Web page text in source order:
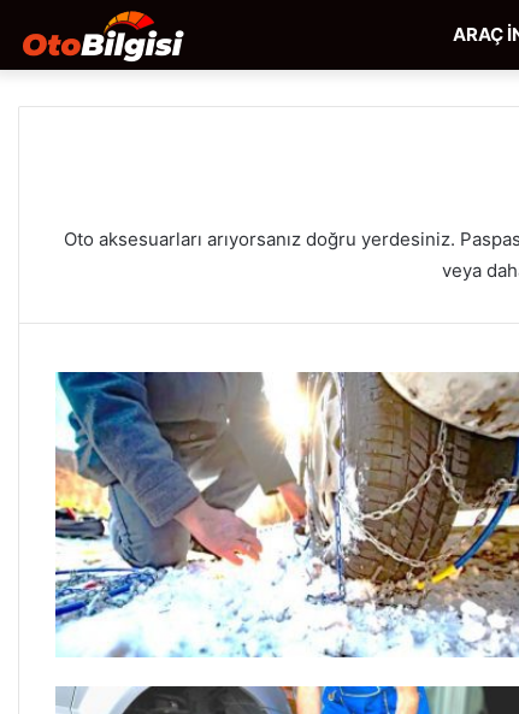
ARAÇ
Oto aksesuarları arıyorsanız doğru yerdesiniz.
veya